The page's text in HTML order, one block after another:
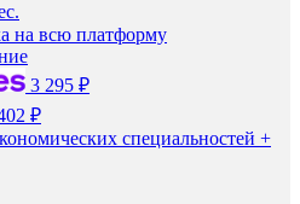
на всю платформу
3 295 ₽
₽
специальностей +